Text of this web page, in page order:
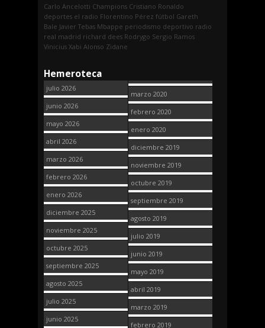
Carlo Ancelotti Champions Cristiano Ronaldo
deportes el radio Florentino Pérez fútbol Gareth
Bale Javier Tebas Mbappe periodismo deportivo radio
real madrid richard dees Rodrygo Sergio Ramos
Vinicius Xabi Alonso Zidane
Hemeroteca
julio 2026
junio 2026
mayo 2026
abril 2026
marzo 2026
febrero 2026
enero 2026
diciembre 2025
noviembre 2025
octubre 2025
septiembre 2025
agosto 2025
julio 2025
junio 2025
marzo 2020
febrero 2020
enero 2020
diciembre 2019
noviembre 2019
octubre 2019
septiembre 2019
agosto 2019
julio 2019
junio 2019
mayo 2019
abril 2019
marzo 2019
febrero 2019